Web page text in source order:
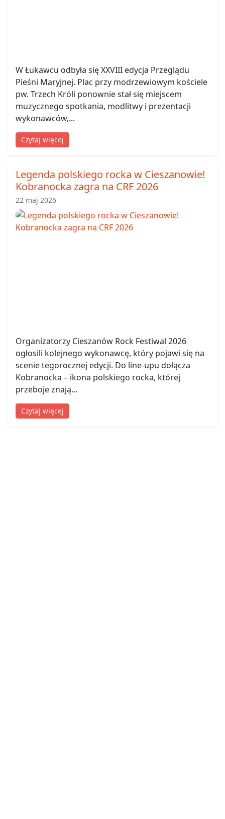
W Łukawcu odbyła się XXVIII edycja Przeglądu
Pieśni Maryjnej. Plac przy modrzewiowym kościele
pw. Trzech Króli ponownie stał się miejscem
muzycznego spotkania, modlitwy i prezentacji
wykonawców,...
Czytaj więcej
Legenda polskiego rocka w Cieszanowie!
Kobranocka zagra na CRF 2026
22 maj 2026
Organizatorzy Cieszanów Rock Festiwal 2026
ogłosili kolejnego wykonawcę, który pojawi się na
scenie tegorocznej edycji. Do line-upu dołącza
Kobranocka – ikona polskiego rocka, której
przeboje znają...
Czytaj więcej